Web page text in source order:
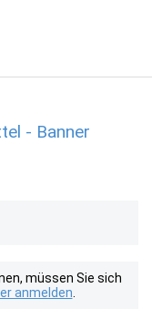
- Banner
müssen Sie sich
anmelden